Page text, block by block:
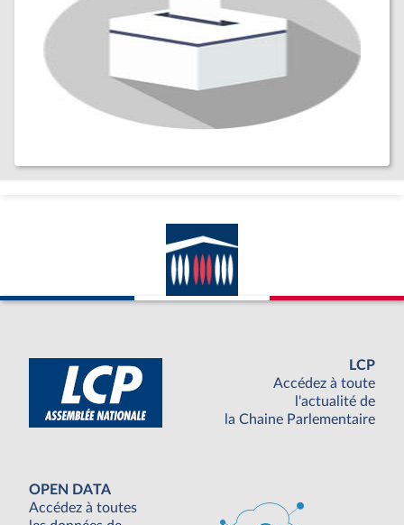
LCP
Accédez à toute
l'actualité de
la Chaine Parlementaire
OPEN DATA
Accédez à toutes